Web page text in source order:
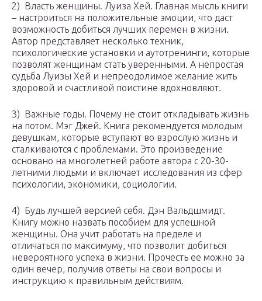
2) Власть женщины. Луиза Хей. Главная мысль книги
– настроиться на положительные эмоции, что даст
возможность добиться лучших перемен в жизни.
Автор представляет несколько техник,
психологические установки и аутотренинги, которые
позволят женщинам стать уверенными. А непростая
судьба Луизы Хей и непреодолимое желание жить
здоровой и счастливой поистине вдохновляют.
3) Важные годы. Почему не стоит откладывать жизнь
на потом. Мэг Джей. Книга рекомендуется молодым
девушкам, которые вступают во взрослую жизнь и
сталкиваются с проблемами. Это произведение
основано на многолетней работе автора с 20-30-
летними людьми и включает исследования из сфер
психологии, экономики, социологии.
4) Будь лучшей версией себя. Дэн Вальдшмидт.
Книгу можно назвать пособием для успешной
женщины. Она учит работать на пределе и
отличаться по максимуму, что позволит добиться
невероятного успеха в жизни. Прочесть ее можно за
один вечер, получив ответы на свои вопросы и
инструкцию к правильным действиям.